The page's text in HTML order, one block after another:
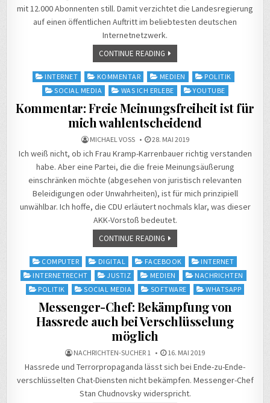
mit 12.000 Abonnenten still. Damit verzichtet die Landesregierung
auf einen öffentlichen Auftritt im beliebtesten deutschen
Internetnetzwerk.
CONTINUE READING
Posted
INTERNET KOMMENTAR MEDIEN
POLITIK
SOCIAL MEDIA
WAS ICH ERLEBE YOUTUBE
Kommentar: Freie Meinungsfreiheit ist für
mich wahlentscheidend
MICHAEL VOSS 28. MAI 2019
Ich weiß nicht, ob ich Frau Kramp-Karrenbauer richtig verstanden
habe. Aber eine Partei, die die freie Meinungsäußerung
einschränken möchte (abgesehen von juristisch relevanten
Beleidigungen oder Unwahrheiten), ist für mich prinzipiell
unwählbar. Ich hoffe, die CDU erläutert nochmals klar, was dieser
AKK-Vorstoß bedeutet.
CONTINUE READING
Posted
in
COMPUTER DIGITAL FACEBOOK
INTERNET
INTERNETRECHT
JUSTIZ MEDIEN
NACHRICHTEN
POLITIK
SOCIAL MEDIA SOFTWARE WHATSAPP
Messenger-Chef: Bekämpfung von
Hassrede auch bei Verschlüsselung
möglich
NACHRICHTEN-SUCHER 1 16. MAI 2019
Hassrede und Terrorpropaganda lässt sich bei Ende-zu-Ende-
verschlüsselten Chat-Diensten nicht bekämpfen. Messenger-Chef
Stan Chudnovsky widerspricht.